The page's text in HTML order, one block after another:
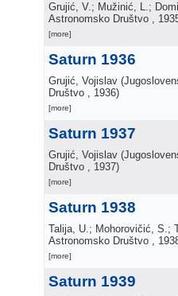
Grujić, V.; Mužinić, L.;
Astronomsko Društvo ,
[more]
Saturn 1936
Grujić, Vojislav (
Društvo , 1936)
[more]
Saturn 1937
Grujić, Vojislav (
Društvo , 1937)
[more]
Saturn 1938
Talija, U.; Mohorovičić, S.;
Astronomsko Društvo ,
[more]
Saturn 1939